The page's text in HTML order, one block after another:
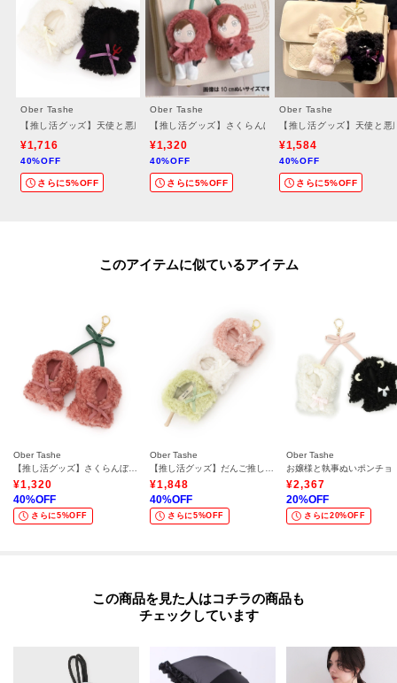
【備考】
※商品画像はサンプル商品の為、仕様やカラー等に変更がある場合がござい
ます。予めご了承ください。
※光の当たり具合で色味が違って見える場合があります。
た、パソコン・スマートフォンなどの環境により、若干製品と画像のカラー
が異なる場合もございます。
Ober Tashe
【推し活グッズ】天使と悪魔大サイズ推しぬいポンチョキーホルダー
¥1,716
40%OFF
さらに5%OFF
Ober Tashe
【推し活グッズ】さくらんぼ推しぬいポンチョキーホル
¥1,320
40%OFF
さらに5%OFF
Ober Tashe
【推し活グッズ】天使と
¥1,584
40%OFF
さらに5%OFF
このアイテムに似ているアイテム
Ober Tashe
【推し活グッズ】さくらんぼ推しぬいポンチョキーホルダー
¥1,320
40%OFF
さらに5%OFF
Ober Tashe
¥1,848
40%OFF
さらに5%OFF
Ober Tashe
お嬢様と執事ぬいポンチョ
¥2,367
20%OFF
さらに20%OFF
この商品を見た人はコチラの商品も
チェックしています